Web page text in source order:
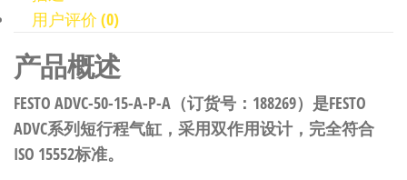
用户评价 (0)
产品概述
FESTO ADVC-50-15-A-P-A（订货号：188269）是FESTO
ADVC系列短行程气缸，采用双作用设计，完全符合
ISO 15552标准。